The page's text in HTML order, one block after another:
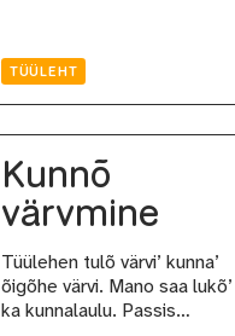
TÜÜLEHT
Kunnõ
värvmine
Tüülehen tulõ värvi’ kunna’
õigõhe värvi. Mano saa lukõ’
ka kunnalaulu. Passis…